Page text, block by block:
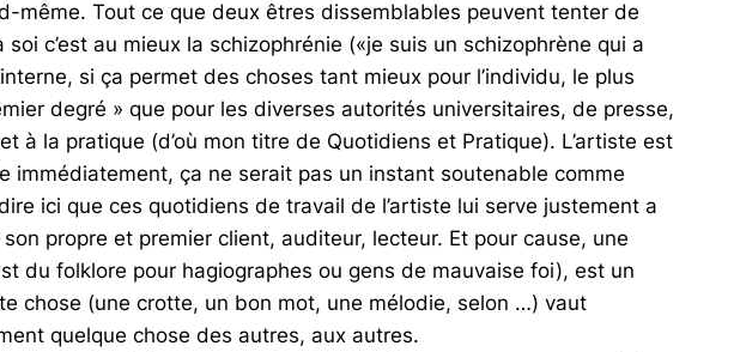
même. Tout ce que deux êtres dissemblables peuvent tenter de
c’est au mieux la schizophrénie («je suis un schizophrène qui a
si ça permet des choses tant mieux pour l’individu, le plus
degré » que pour les diverses autorités universitaires, de presse,
la pratique (d’où mon titre de Quotidiens et Pratique). L’artiste est
immédiatement, ça ne serait pas un instant soutenable comme
ici que ces quotidiens de travail de l’artiste lui serve justement a
propre et premier client, auditeur, lecteur. Et pour cause, une
du folklore pour hagiographes ou gens de mauvaise foi), est un
chose (une crotte, un bon mot, une mélodie, selon …) vaut
quelque chose des autres, aux autres.